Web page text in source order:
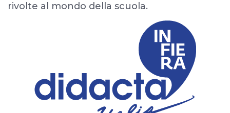
rivolte al mondo della scuola.